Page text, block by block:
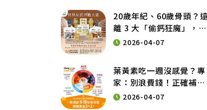
20歲年紀、60歲骨頭？
離 3 大「偷鈣狂魔」，維
持健康行動力的營養秘訣
2026-04-07
葉黃素吃一週沒感覺？專
家：別浪費錢！正確補充
葉黃素要「這天數」才有
2026-04-07